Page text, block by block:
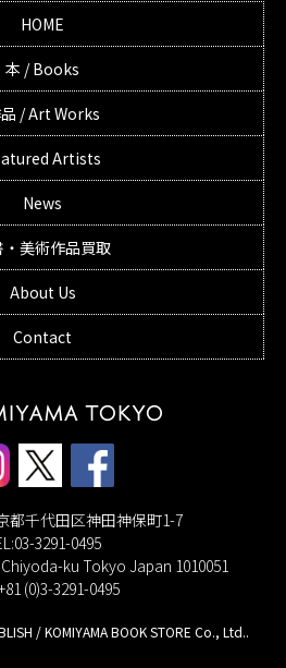
HOME
本 / Books
/ Art Works
Artists
News
・美術作品買取
About Us
Contact
都千代田区神田神保町1-7
3291-0495
ku Tokyo Japan 1010051
(0)3-3291-0495
/ KOMIYAMA BOOK STORE Co., Ltd..